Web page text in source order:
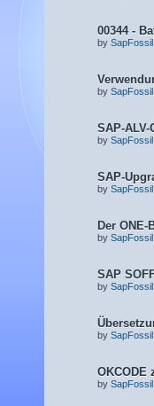
00344 -
by SapFossil
by SapFossil
SAP-
by SapFossil
SAP-
by SapFossil
Der ONE-
by SapFossil
SAP
by SapFossil
by SapFossil
OKCODE
by SapFossil